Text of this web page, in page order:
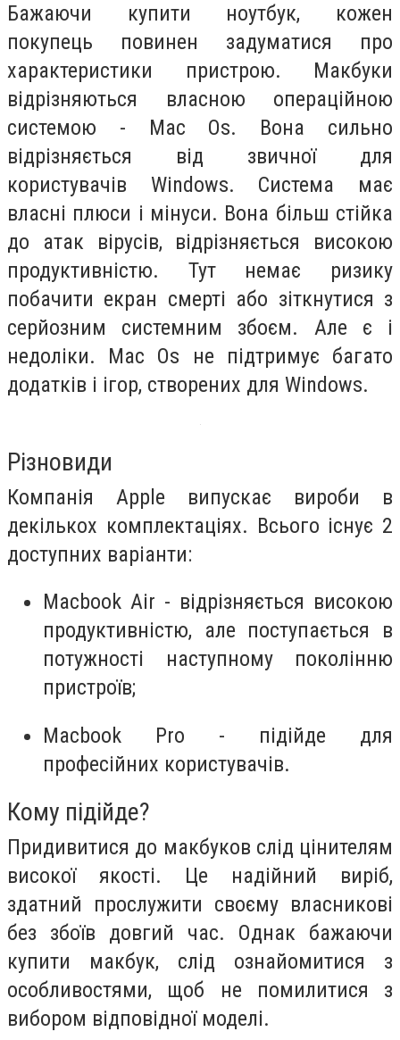
Бажаючи купити ноутбук, кожен
покупець повинен задуматися про
характеристики пристрою. Макбуки
відрізняються власною операційною
системою - Mac Os. Вона сильно
відрізняється від звичної для
користувачів Windows. Система має
власні плюси і мінуси. Вона більш стійка
до атак вірусів, відрізняється високою
продуктивністю. Тут немає ризику
побачити екран смерті або зіткнутися з
серйозним системним збоєм. Але є і
недоліки. Mac Os не підтримує багато
додатків і ігор, створених для Windows.
Різновиди
Компанія Apple випускає вироби в
декількох комплектаціях. Всього існує 2
доступних варіанти:
Macbook Air - відрізняється високою
продуктивністю, але поступається в
потужності наступному поколінню
пристроїв;
Macbook Pro - підійде для
професійних користувачів.
Кому підійде?
Придивитися до макбуков слід цінителям
високої якості. Це надійний виріб,
здатний прослужити своєму власникові
без збоїв довгий час. Однак бажаючи
купити макбук, слід ознайомитися з
особливостями, щоб не помилитися з
вибором відповідної моделі.